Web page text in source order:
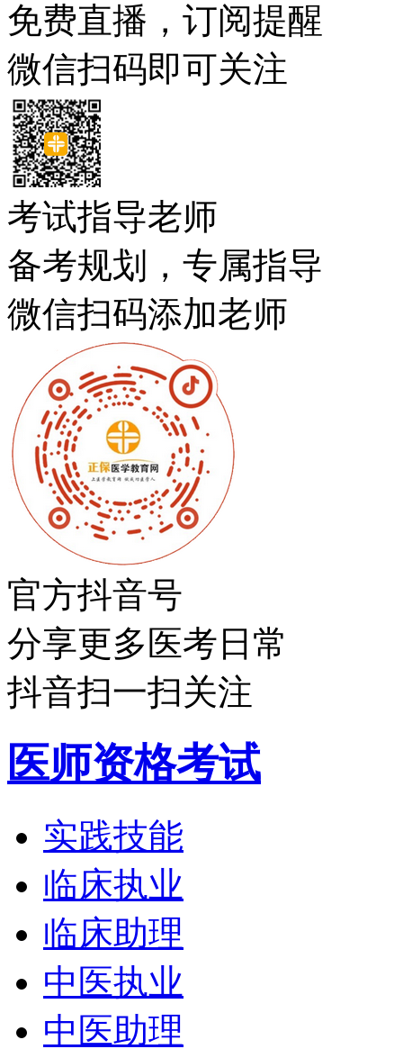
免费直播，订阅提醒
微信扫码即可关注
考试指导老师
备考规划，专属指导
微信扫码添加老师
官方抖音号
分享更多医考日常
抖音扫一扫关注
医师资格考试
实践技能
临床执业
临床助理
中医执业
中医助理